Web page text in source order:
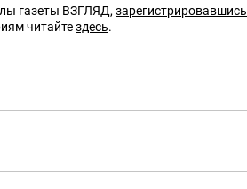
газеты ВЗГЛЯД,зарегистрировавшись
читайтездесь.